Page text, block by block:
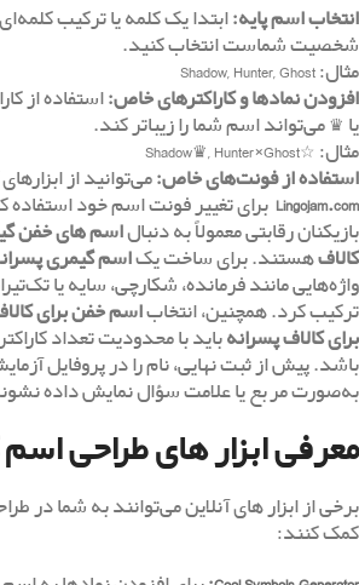
انتخاب اسم پایه:ابتدا یک کلمه یا ترکیب
شخصیت شماست انتخاب کنید.
مثال: Shadow, Hunter, Ghost
افزودن نمادها و کاراکترهای خاص:استفاده از
یا ♛ می‌تواند اسم شما را زیباتر کند.
مثال: ☆Shadow♛, Hunter×Ghost
استفاده از فونت‌های خاص:می‌توانید از
Lingojam.com برای تغییر فونت اسم خود استفاده
بازیکنان رقابتی معمولاً به دنبالاسم های خفن
کالافهستند. برای ساخت یکاسم گیمری
واژه‌هایی مانند فرمانده، شکارچی، سایه یا
ترکیب کرد. همچنین، انتخاباسم خفن برای
برای کالاف پسرانهباید با محدودیت تعداد
باشد. پیش از ثبت نهایی، نام را در پروفایل
به‌صورت مربع یا علامت سؤال نمایش داده
معرفی ابزار های طراحی
برخی از ابزار های آنلاین می‌توانند به شما در
کمک کنند: